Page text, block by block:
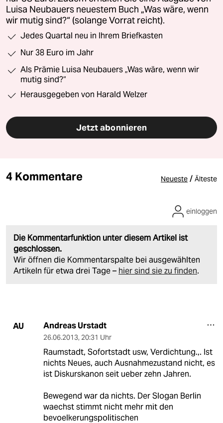
Luisa Neubauers neuestem Buch „Was wäre, wenn
wir mutig sind?“ (solange Vorrat reicht).
Jedes Quartal neu in Ihrem Briefkasten
Nur 38 Euro im Jahr
Als Prämie Luisa Neubauers „Was wäre, wenn wir
mutig sind?“
Herausgegeben von Harald Welzer
Jetzt abonnieren
4 Kommentare Neueste / Älteste
Die Kommentarfunktion unter diesem Artikel ist
geschlossen.
Wir öffnen die Kommentarspalte bei ausgewählten
Artikeln für etwa drei Tage – hier sind sie zu finden.
einloggen
AU Andreas Urstadt
26.06.2013, 20:31 Uhr
Raumstadt, Sofortstadt usw, Verdichtung.,. Ist
nichts Neues, auch Ausnahmezustand nicht, es
ist Diskurskanon seit ueber zehn Jahren.
Bewegend war da nichts. Der Slogan Berlin
waechst stimmt nicht mehr mit den
bevoelkerungspolitischen